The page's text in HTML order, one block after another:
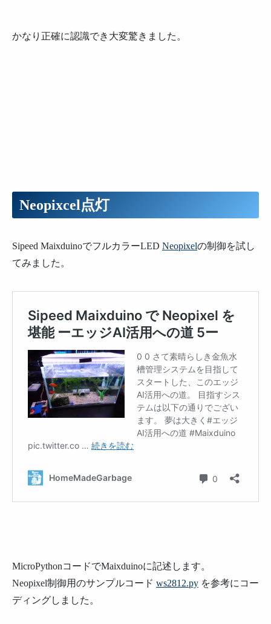
かなり正確に認識でき大変驚きました。
Neopixcel点灯
Sipeed MaixduinoでフルカラーLED Neopixelの制御を試し
てみました。
MicroPythonコードでMaixduinoに記述します。
Neopixel制御用のサンプルコード ws2812.py を参考にコー
ディングしました。